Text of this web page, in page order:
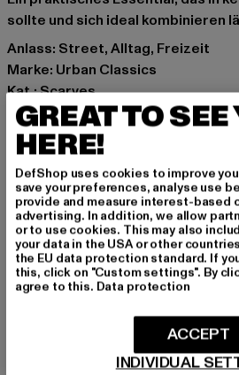
sollte und sich ideal kombinieren
Anlass: Street, Alltag, Freizeit
Marke: Urban Classics
Kat.: Scarves
Farbe: schwarz
Hersteller Farbe: black
Materialzusammensetzung: 100%
Art.Nr: TB2438-00007
Hersteller: TB International
Dr.-Robert-Murjahn-Straße 7 |
DE
GRÖSSE & PASSFORM
PFLEGEHINWEISE
GREAT TO SEE
HERE!
DefShop uses cookies to improve
save your preferences, analyse use
provide and measure interest-based
advertising. In addition, we allow
or to use cookies. This may also
your data in the USA or other
the EU data protection standard. If
this, click on "Custom settings". By
agree to this. Data protection
INDIVIDUAL
ACCEPT